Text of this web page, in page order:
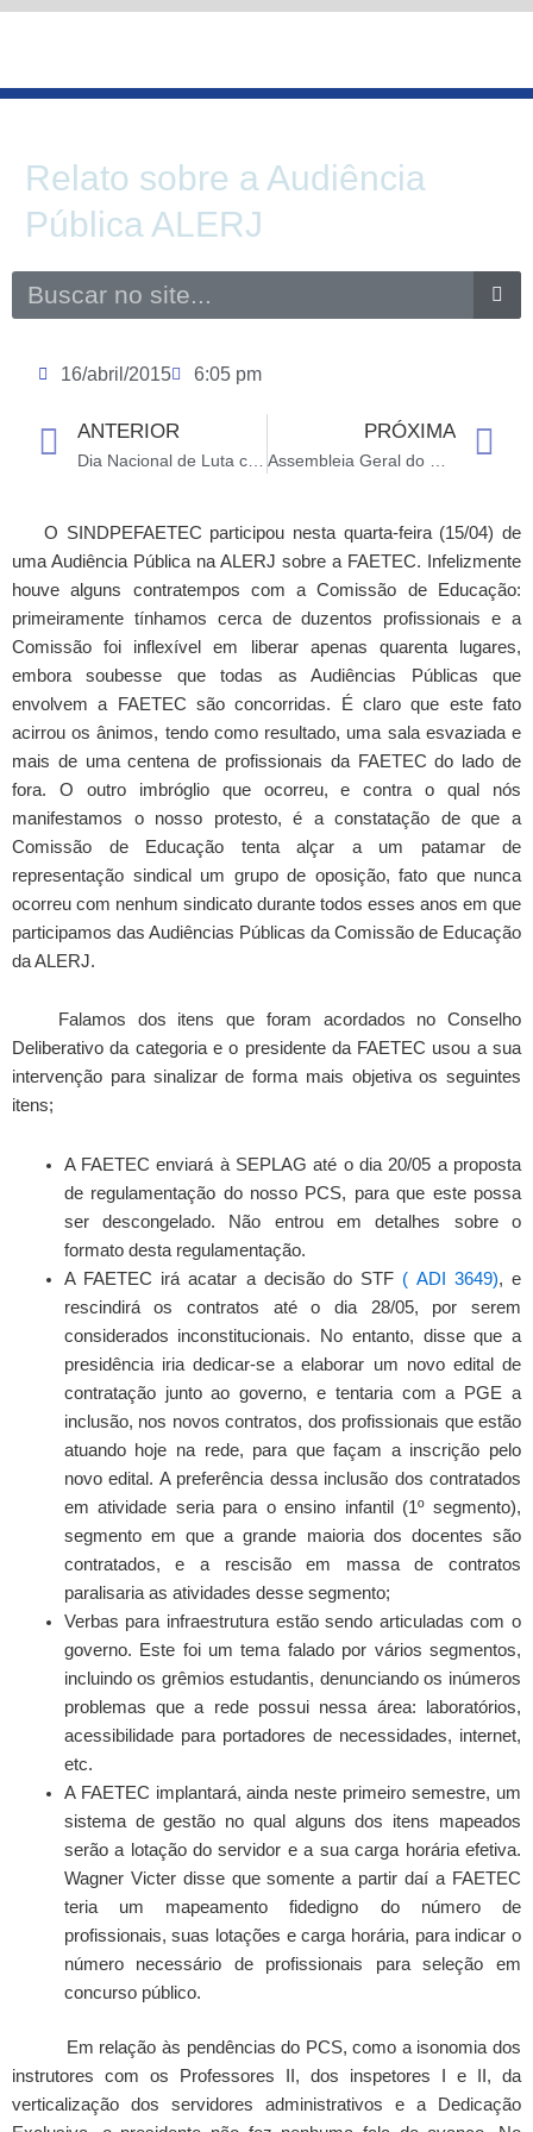
Ir
conteúdo
Relato sobre a Audiência
Pública ALERJ
16/abril/2015 6:05 pm
Prev
ANTERIOR PRÓXIMA
O SINDPEFAETEC participou nesta quarta-feira (15/04) de
uma Audiência Pública na ALERJ sobre a FAETEC. Infelizmente
houve alguns contratempos com a Comissão de Educação:
primeiramente tínhamos cerca de duzentos profissionais e a
Comissão foi inflexível em liberar apenas quarenta lugares,
embora soubesse que todas as Audiências Públicas que
envolvem a FAETEC são concorridas. É claro que este fato
acirrou os ânimos, tendo como resultado, uma sala esvaziada e
mais de uma centena de profissionais da FAETEC do lado de
fora. O outro imbróglio que ocorreu, e contra o qual nós
manifestamos o nosso protesto, é a constatação de que a
Comissão de Educação tenta alçar a um patamar de
representação sindical um grupo de oposição, fato que nunca
ocorreu com nenhum sindicato durante todos esses anos em que
participamos das Audiências Públicas da Comissão de Educação
da ALERJ.
Falamos dos itens que foram acordados no Conselho
Deliberativo da categoria e o presidente da FAETEC usou a sua
intervenção para sinalizar de forma mais objetiva os seguintes
itens;
A FAETEC enviará à SEPLAG até o dia 20/05 a proposta
de regulamentação do nosso PCS, para que este possa
ser descongelado. Não entrou em detalhes sobre o
formato desta regulamentação.
A FAETEC irá acatar a decisão do STF ( ADI 3649), e
rescindirá os contratos até o dia 28/05, por serem
considerados inconstitucionais. No entanto, disse que a
presidência iria dedicar-se a elaborar um novo edital de
contratação junto ao governo, e tentaria com a PGE a
inclusão, nos novos contratos, dos profissionais que estão
atuando hoje na rede, para que façam a inscrição pelo
novo edital. A preferência dessa inclusão dos contratados
em atividade seria para o ensino infantil (1º segmento),
segmento em que a grande maioria dos docentes são
contratados, e a rescisão em massa de contratos
paralisaria as atividades desse segmento;
Verbas para infraestrutura estão sendo articuladas com o
governo. Este foi um tema falado por vários segmentos,
incluindo os grêmios estudantis, denunciando os inúmeros
problemas que a rede possui nessa área: laboratórios,
acessibilidade para portadores de necessidades, internet,
etc.
A FAETEC implantará, ainda neste primeiro semestre, um
sistema de gestão no qual alguns dos itens mapeados
serão a lotação do servidor e a sua carga horária efetiva.
Wagner Victer disse que somente a partir daí a FAETEC
teria um mapeamento fidedigno do número de
profissionais, suas lotações e carga horária, para indicar o
número necessário de profissionais para seleção em
concurso público.
Em relação às pendências do PCS, como a isonomia dos
instrutores com os Professores II, dos inspetores I e II, da
verticalização dos servidores administrativos e a Dedicação